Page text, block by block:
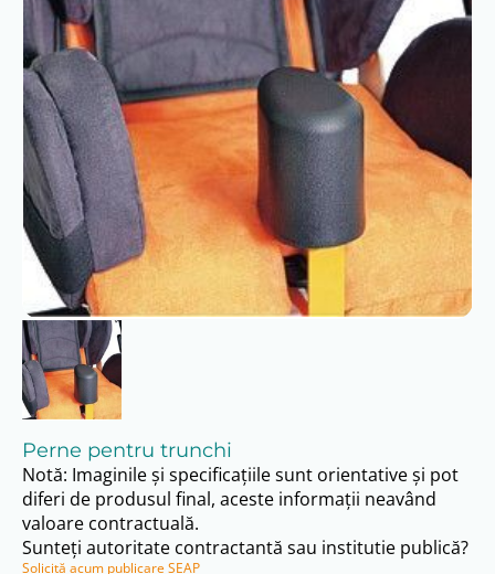
Perne pentru trunchi
Notă: Imaginile și specificațiile sunt orientative și pot
diferi de produsul final, aceste informații neavând
valoare contractuală.
Sunteți autoritate contractantă sau institutie publică?
Solicită acum publicare SEAP